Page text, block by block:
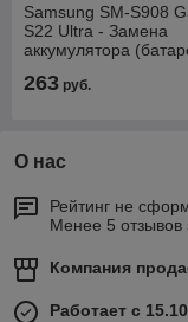
Samsung SM-S908
S22 Ultra - Замена
аккумулятора
263 руб.
О нас
Рейтинг не
Менее 5 отзывов
Компания
Работает с